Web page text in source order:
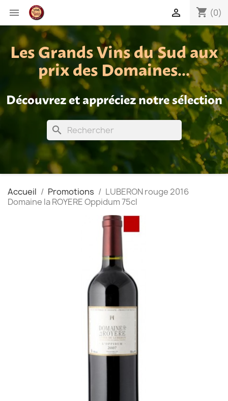
 shopping_cart (0)

Les Grands Vins du Sud aux
prix des Domaines...
Découvrez et appréciez notre sélection
search
Accueil Promotions
LUBERON rouge 2016
Domaine la ROYERE Oppidum 75cl